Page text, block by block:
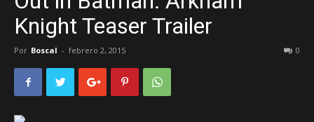
Knight Teaser Trailer
Por Boscal - febrero 2, 2015 0